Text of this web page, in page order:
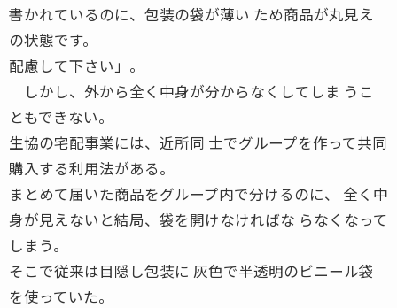
書かれているのに、包装の袋が薄い ため商品が丸見え
の状態です。
配慮して下さい」。
しかし、外から全く中身が分からなくしてしま うこ
ともできない。
生協の宅配事業には、近所同 士でグループを作って共同
購入する利用法がある。
まとめて届いた商品をグループ内で分けるのに、 全く中
身が見えないと結局、袋を開けなければな らなくなって
しまう。
そこで従来は目隠し包装に 灰色で半透明のビニール袋
を使っていた。